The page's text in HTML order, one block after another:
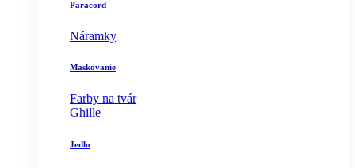
Paracord
Náramky
Maskovanie
Farby na tvár
Ghille
Jedlo